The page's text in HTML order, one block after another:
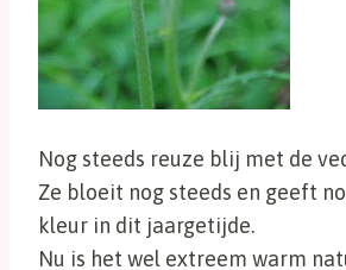
Nog steeds reuze blij met de
Ze bloeit nog steeds en geeft
kleur in dit jaargetijde.
Nu is het wel extreem warm